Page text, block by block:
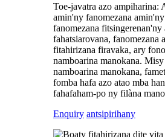
Toe-javatra azo ampiharina:
amin'ny fanomezana
fanomezana fitsingerenan'ny
fahatsiarovana, fanomezana
fitahirizana firavaka, ary
namboarina manokana.
namboarina manokana,
fomba hafa azo atao mba
fahafaham-po ny filàna
Enquiry antsipirihany